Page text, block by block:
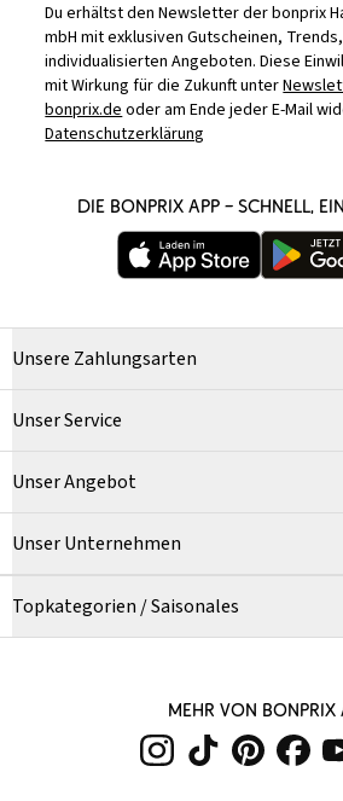
Du erhältst den Newsletter der bonprix
mbH mit exklusiven Gutscheinen,
individualisierten Angeboten. Diese
mit Wirkung für die Zukunft unter
bonprix.deoder am Ende jeder E-Mail
Datenschutzerklärung
DIE BONPRIX APP – SCHNELL,
Unsere Zahlungsarten
Unser Service
Unser Angebot
Unser Unternehmen
Topkategorien / Saisonales
MEHR VON BONPRIX